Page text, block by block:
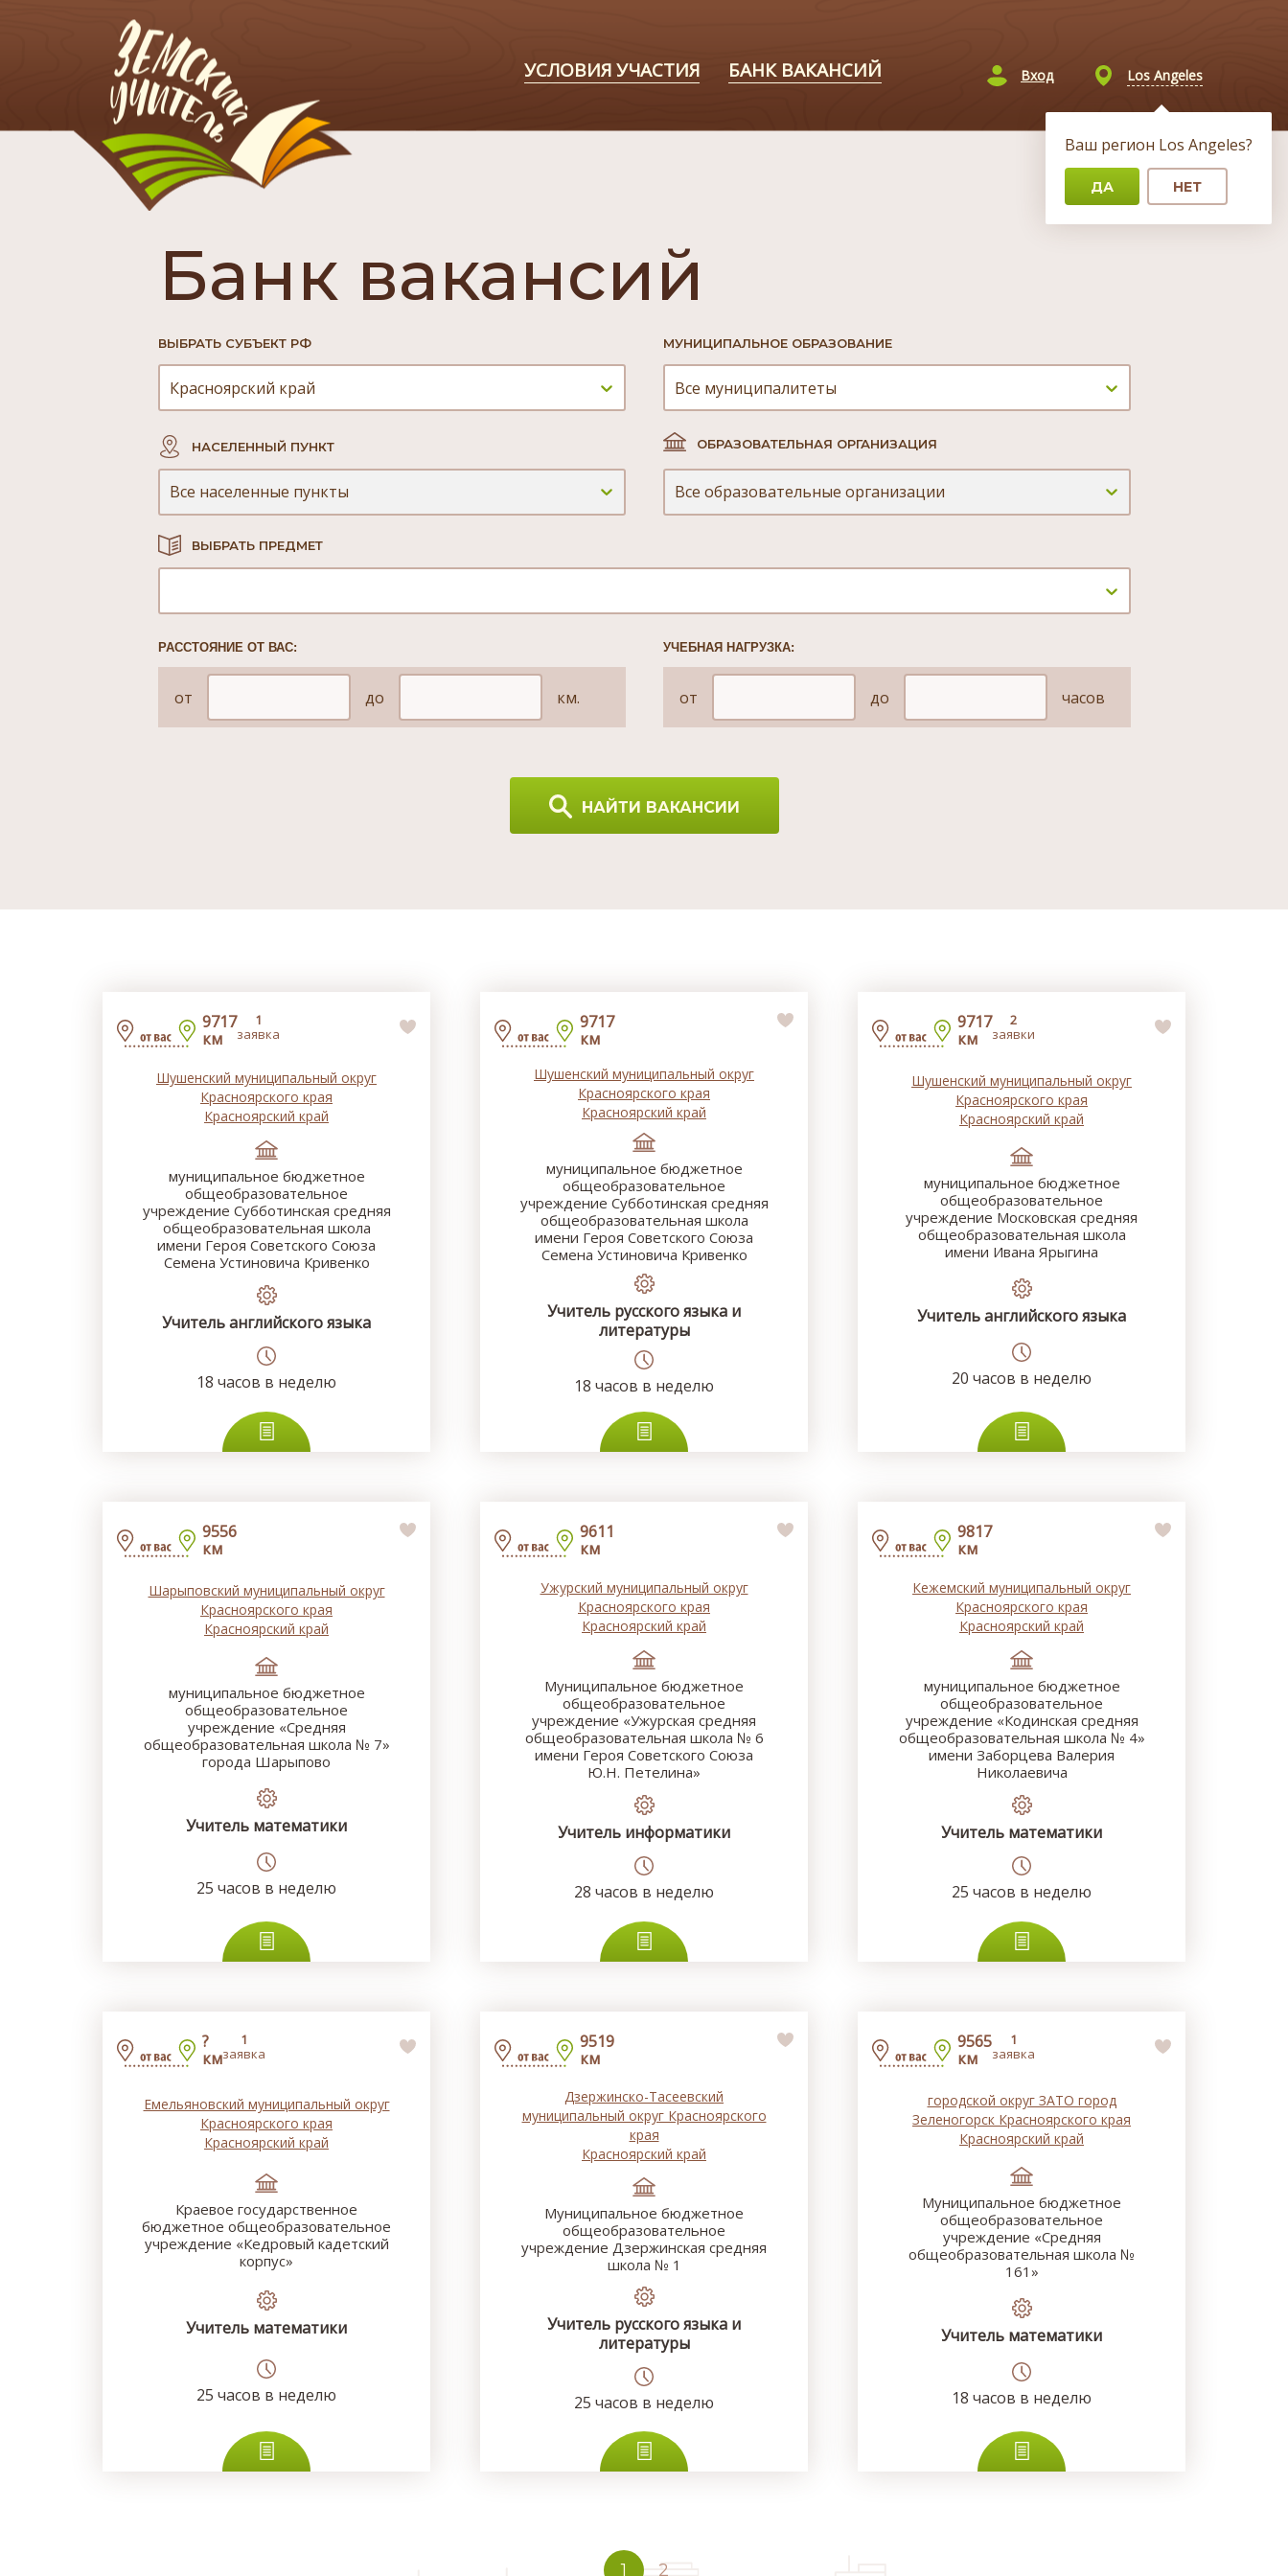
УСЛОВИЯ УЧАСТИЯ БАНК ВАКАНСИЙ Вход Los Angeles
Ваш регион Los Angeles?
ДА НЕТ
Главная/Банк вакансий
Банк вакансий
ВЫБРАТЬ СУБЪЕКТ РФ
Красноярский край
МУНИЦИПАЛЬНОЕ ОБРАЗОВАНИЕ
Все муниципалитеты
НАСЕЛЕННЫЙ ПУНКТ
Все населенные пункты
ОБРАЗОВАТЕЛЬНАЯ ОРГАНИЗАЦИЯ
Все образовательные организации
ВЫБРАТЬ ПРЕДМЕТ
РАССТОЯНИЕ ОТ ВАС:
от до км.
УЧЕБНАЯ НАГРУЗКА:
от до часов
НАЙТИ ВАКАНСИИ
9717
км
1
заявка
Шушенский муниципальный округ
Красноярского края
Красноярский край
муниципальное бюджетное
общеобразовательное
учреждение Субботинская средняя
общеобразовательная школа
имени Героя Советского Союза
Семена Устиновича Кривенко
Учитель английского языка
18 часов в неделю
9717
км
Шушенский муниципальный округ
Красноярского края
Красноярский край
муниципальное бюджетное
общеобразовательное
учреждение Субботинская средняя
общеобразовательная школа
имени Героя Советского Союза
Семена Устиновича Кривенко
Учитель русского языка и
литературы
18 часов в неделю
9717
км
2
заявки
Шушенский муниципальный округ
Красноярского края
Красноярский край
муниципальное бюджетное
общеобразовательное
учреждение Московская средняя
общеобразовательная школа
имени Ивана Ярыгина
Учитель английского языка
20 часов в неделю
9556
км
Шарыповский муниципальный округ
Красноярского края
Красноярский край
муниципальное бюджетное
общеобразовательное
учреждение «Средняя
общеобразовательная школа № 7»
города Шарыпово
Учитель математики
25 часов в неделю
9611
км
Ужурский муниципальный округ
Красноярского края
Красноярский край
Муниципальное бюджетное
общеобразовательное
учреждение «Ужурская средняя
общеобразовательная школа № 6
имени Героя Советского Союза
Ю.Н. Петелина»
Учитель информатики
28 часов в неделю
9817
км
Кежемский муниципальный округ
Красноярского края
Красноярский край
муниципальное бюджетное
общеобразовательное
учреждение «Кодинская средняя
общеобразовательная школа № 4»
имени Заборцева Валерия
Николаевича
Учитель математики
25 часов в неделю
?
км
1
заявка
Емельяновский муниципальный округ
Красноярского края
Красноярский край
Краевое государственное
бюджетное общеобразовательное
учреждение «Кедровый кадетский
корпус»
Учитель математики
25 часов в неделю
9519
км
Дзержинско-Тасеевский
муниципальный округ Красноярского
края
Красноярский край
Муниципальное бюджетное
общеобразовательное
учреждение Дзержинская средняя
школа № 1
Учитель русского языка и
литературы
25 часов в неделю
9565
км
1
заявка
городской округ ЗАТО город
Зеленогорск Красноярского края
Красноярский край
Муниципальное бюджетное
общеобразовательное
учреждение «Средняя
общеобразовательная школа №
161»
Учитель математики
18 часов в неделю
1 2